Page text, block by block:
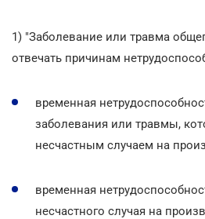
1) "Заболевание или травма
отвечать причинам
временная
заболевания или травмы,
несчастным случаем на
временная
несчастного случая на